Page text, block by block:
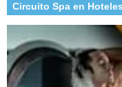
Circuito Spa en